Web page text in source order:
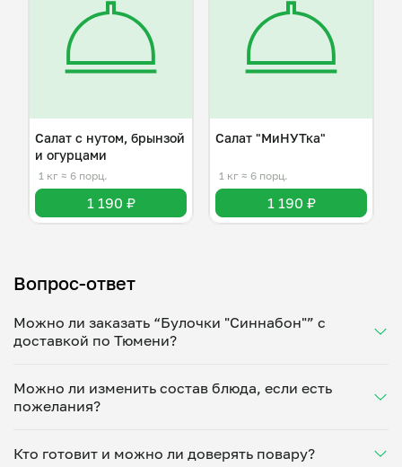
Салат с нутом, брынзой
и огурцами
1 кг ≈ 6 порц.
1 190 ₽
Салат "МиНУТка"
1 кг ≈ 6 порц.
1 190 ₽
Вопрос-ответ
Можно ли заказать “Булочки "Синнабон"” с
доставкой по Тюмени?
Укажите удобное время — и получите свежее
домашнее блюдо в большой порции прямо с плиты.
минут. Статус заказа отслеживайте в личном
кабинете, а с поваром можно связаться напрямую в
Можно ли изменить состав блюда, если есть
пожелания?
ваши предпочтения: уберет специи, снизит
Кто готовит и можно ли доверять повару?